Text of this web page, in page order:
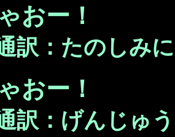
おー！
通訳：たのし
おー！
通訳：げんじ